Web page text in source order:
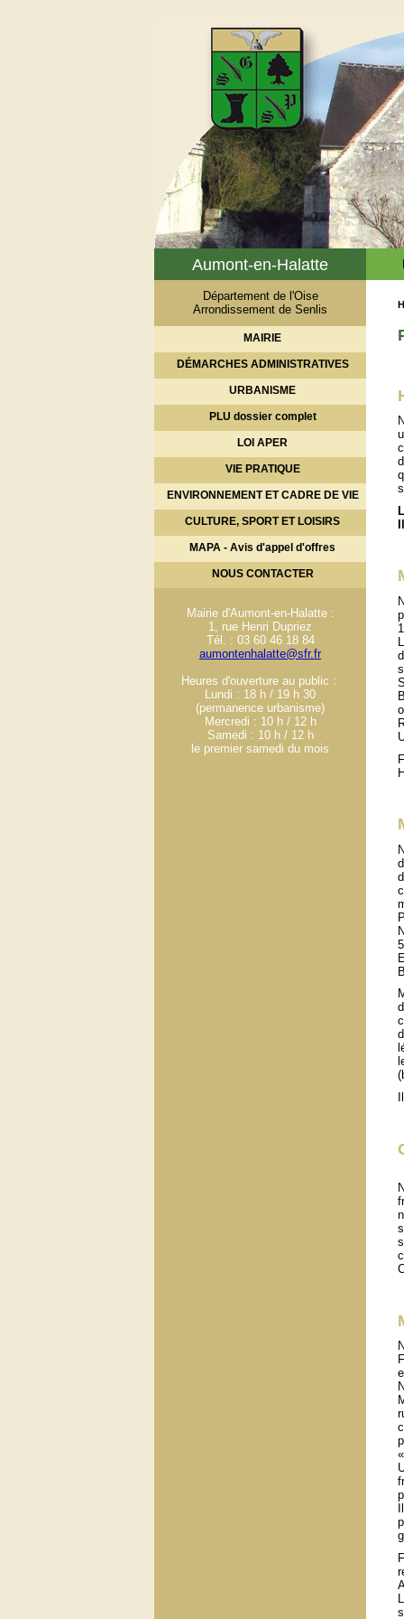
Aumont-en-Halatte
Département de l'Oise
Arrondissement de Senlis
MAIRIE
DÉMARCHES ADMINISTRATIVES
URBANISME
PLU dossier complet
LOI APER
VIE PRATIQUE
ENVIRONNEMENT ET CADRE DE VIE
CULTURE, SPORT ET LOISIRS
MAPA - Avis d'appel d'offres
NOUS CONTACTER
Mairie d'Aumont-en-Halatte :
1, rue Henri Dupriez
Tél. : 03 60 46 18 84
aumontenhalatte@sfr.fr
Heures d'ouverture au public :
Lundi : 18 h / 19 h 30
(permanence urbanisme)
Mercredi : 10 h / 12 h
Samedi : 10 h / 12 h
le premier samedi du mois